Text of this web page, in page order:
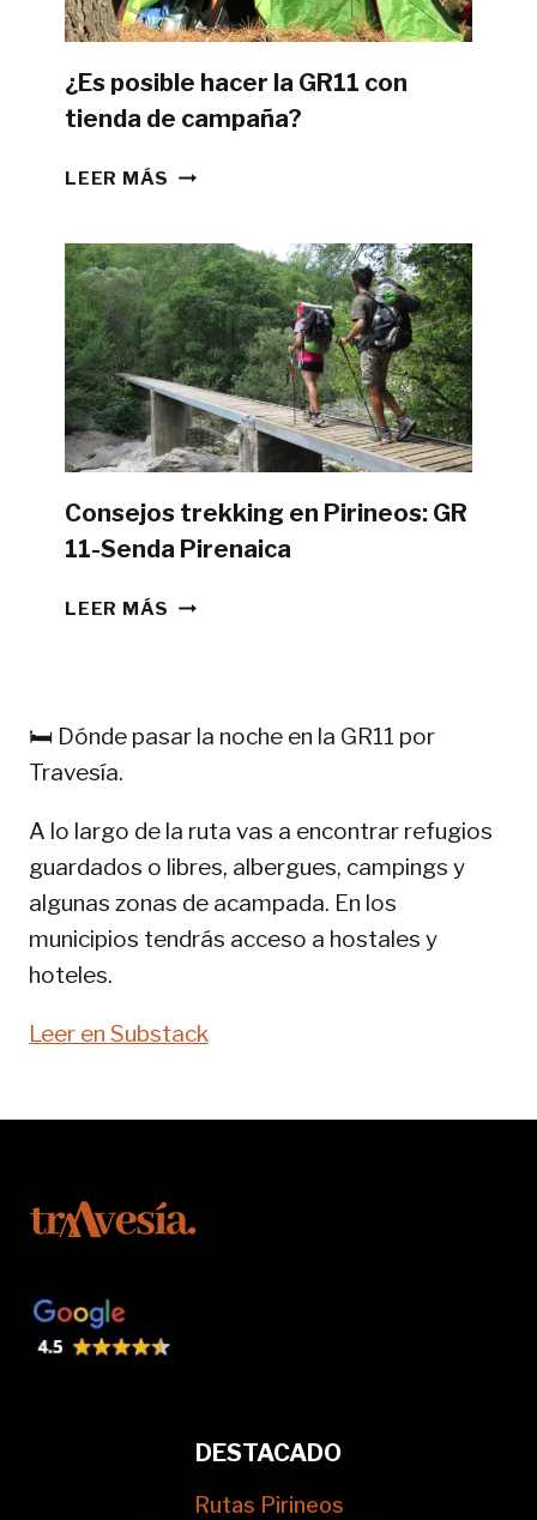
¿Es posible hacer la GR11 con
tienda de campaña?
LEER MÁS ¿ES
LA
GR11
CON
TIENDA
DE
CAMPAÑA?
Consejos trekking en Pirineos: GR
11-Senda Pirenaica
LEER MÁS CONSEJOS
11-
🛏️ Dónde pasar la noche en la GR11 por
Travesía.
A lo largo de la ruta vas a encontrar refugios
guardados o libres, albergues, campings y
algunas zonas de acampada. En los
municipios tendrás acceso a hostales y
hoteles.
Leer en Substack
DESTACADO
Rutas Pirineos